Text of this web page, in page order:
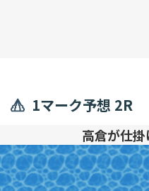
1マーク予想 2R
高倉が仕